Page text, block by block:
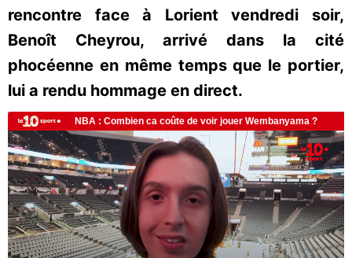
rencontre face à Lorient vendredi soir,
Benoît Cheyrou, arrivé dans la cité
phocéenne en même temps que le portier,
lui a rendu hommage en direct.